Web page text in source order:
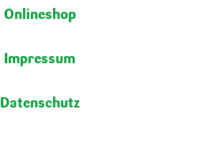
Onlineshop
Impressum
Datenschutz